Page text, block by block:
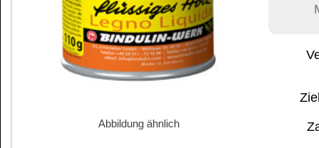
Zahlungs-
Größe wählen
eiche-hell
Metalldose